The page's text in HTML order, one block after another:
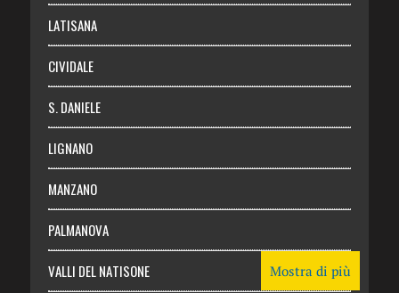
Login
LATISANA
CIVIDALE
S. DANIELE
LIGNANO
MANZANO
PALMANOVA
VALLI DEL NATISONE Mostra di più